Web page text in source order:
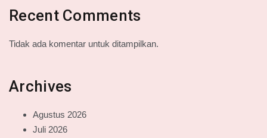
Recent Comments
Tidak ada komentar untuk ditampilkan.
Archives
Agustus 2026
Juli 2026